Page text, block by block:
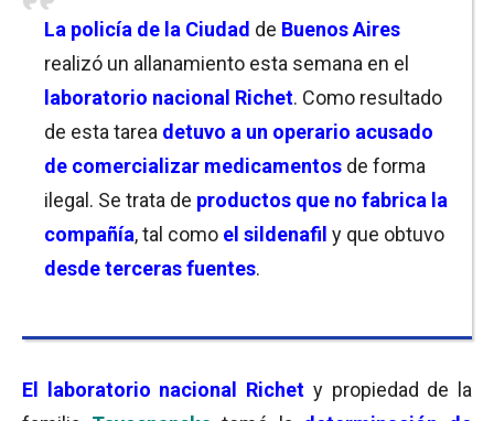
La policía de la Ciudad de Buenos Aires
realizó un allanamiento esta semana en el
laboratorio nacional Richet. Como resultado
de esta tarea detuvo a un operario acusado
de comercializar medicamentos de forma
ilegal. Se trata de productos que no fabrica la
compañía, tal como el sildenafil y que obtuvo
desde terceras fuentes.
El laboratorio nacional Richet y propiedad de la